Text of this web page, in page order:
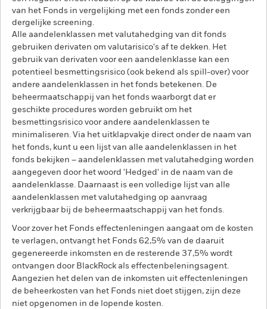
van het Fonds in vergelijking met een fonds zonder een
dergelijke screening.
Alle aandelenklassen met valutahedging van dit fonds
gebruiken derivaten om valutarisico's af te dekken. Het
gebruik van derivaten voor een aandelenklasse kan een
potentieel besmettingsrisico (ook bekend als spill-over) voor
andere aandelenklassen in het fonds betekenen. De
beheermaatschappij van het fonds waarborgt dat er
geschikte procedures worden gebruikt om het
besmettingsrisico voor andere aandelenklassen te
minimaliseren. Via het uitklapvakje direct onder de naam van
het fonds, kunt u een lijst van alle aandelenklassen in het
fonds bekijken – aandelenklassen met valutahedging worden
aangegeven door het woord 'Hedged' in de naam van de
aandelenklasse. Daarnaast is een volledige lijst van alle
aandelenklassen met valutahedging op aanvraag
verkrijgbaar bij de beheermaatschappij van het fonds.
Voor zover het Fonds effectenleningen aangaat om de kosten
te verlagen, ontvangt het Fonds 62,5% van de daaruit
gegenereerde inkomsten en de resterende 37,5% wordt
ontvangen door BlackRock als effectenbeleningsagent.
Aangezien het delen van de inkomsten uit effectenleningen
de beheerkosten van het Fonds niet doet stijgen, zijn deze
niet opgenomen in de lopende kosten.